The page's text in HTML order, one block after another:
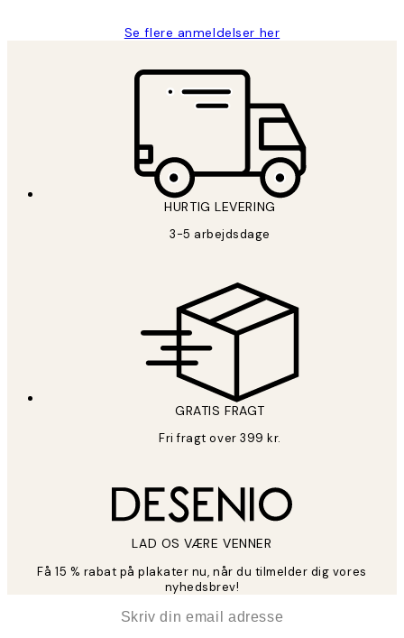
Se flere anmeldelser her
HURTIG LEVERING
3-5 arbejdsdage
GRATIS FRAGT
Fri fragt over 399 kr.
LAD OS VÆRE VENNER
Få 15 % rabat på plakater nu, når du tilmelder dig vores
nyhedsbrev!